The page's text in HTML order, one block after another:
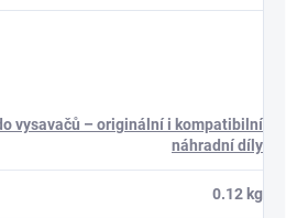
vysavačů – originální i kompatibilní
náhradní díly
0.12 kg